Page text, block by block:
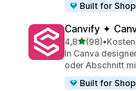
Built for
Canvify ✦
4,8von 5 Sternen
(98)
98 Rezensionen
•
In Canva
oder Abschnitt
Built for